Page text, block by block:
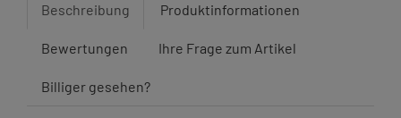
Beschreibung Produktinformationen
Bewertungen Ihre Frage zum Artikel
Billiger gesehen?